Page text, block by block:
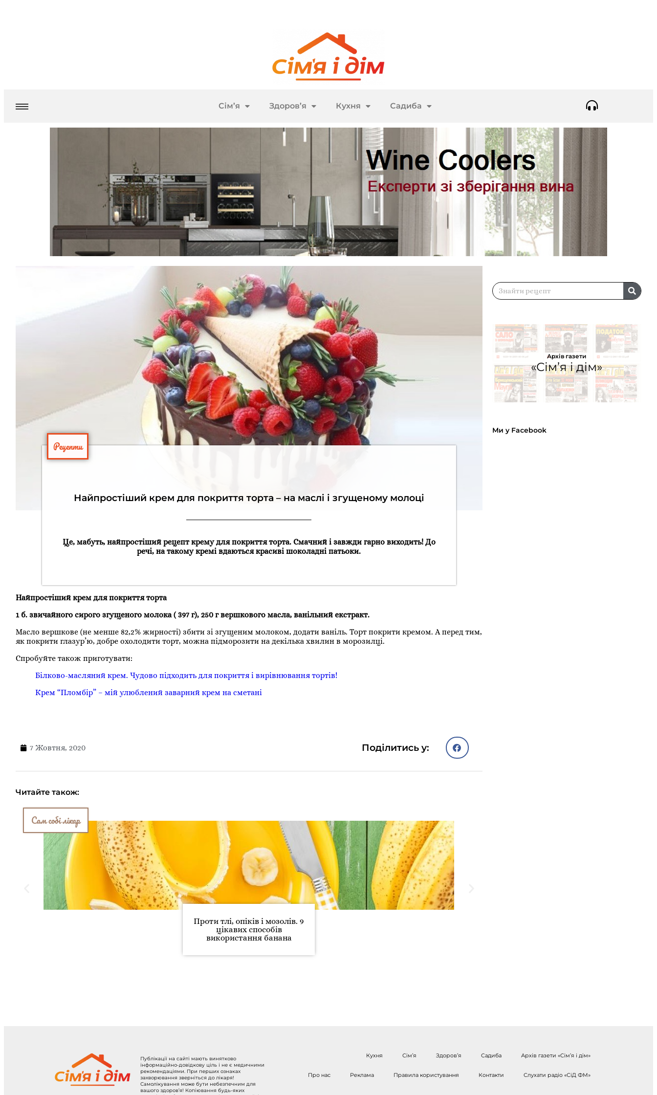
Сім’я Здоров’я Кухня Садиба
Рецепти
Найпростіший крем для покриття торта – на маслі і згущеному молоці
Це, мабуть, найпростіший рецепт крему для покриття торта. Смачний і завжди гарно виходить! До
речі, на такому кремі вдаються красиві шоколадні патьоки.
Найпростіший крем для покриття торта
1 б. звичайного сирого згущеного молока ( 397 г), 250 г вершкового масла, ванільний екстракт.
Масло вершкове (не менше 82,2% жирності) збити зі згущеним молоком, додати ваніль. Торт покрити кремом. А перед тим,
як покрити глазур’ю, добре охолодити торт, можна підморозити на декілька хвилин в морозилці.
Спробуйте також приготувати:
Білково-масляний крем. Чудово підходить для покриття і вирівнювання тортів!
Крем “Пломбір” – мій улюблений заварний крем на сметані
7 Жовтня, 2020 Поділитись у:
Читайте також:
Сам собі лікар
Проти тлі, опіків і мозолів. 9
цікавих способів
використання банана
Архів газети
«Сім’я і дім»
Ми у Facebook
Публікації на сайті мають винятково
інформаційно-довідкову ціль і не є медичними
рекомендаціями. При перших ознаках
захворювання зверніться до лікаря!
Самолікування може бути небезпечним для
вашого здоров’я! Копіювання будь-яких
Кухня Сім’я Здоров’я Садиба Архів газети «Сім’я і дім»
Про нас Реклама Правила користування Контакти Слухати радіо «СіД ФМ»